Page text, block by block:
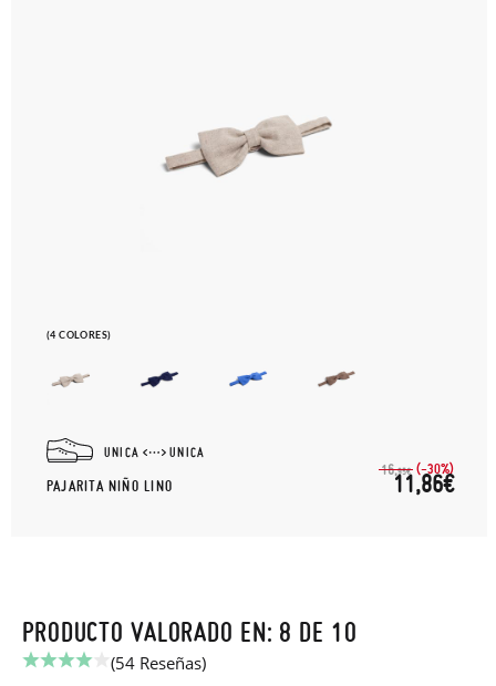
(4 COLORES)
UNICA UNICA
PAJARITA NIÑO LINO
16,95€ (-30%)
11,86€
PRODUCTO VALORADO EN: 8 DE 10
(54 Reseñas)